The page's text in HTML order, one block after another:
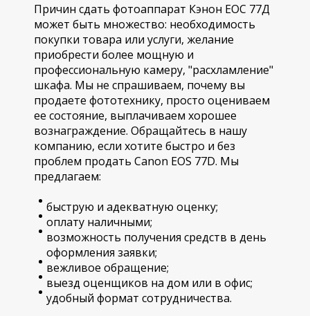
Причин сдать фотоаппарат Кэнон ЕОС 77Д
может быть множество: необходимость
покупки товара или услуги, желание
приобрести более мощную и
профессиональную камеру, "расхламление"
шкафа. Мы не спрашиваем, почему вы
продаете фототехнику, просто оцениваем
ее состояние, выплачиваем хорошее
вознаграждение. Обращайтесь в нашу
компанию, если хотите быстро и без
проблем продать Canon EOS 77D. Мы
предлагаем:
быструю и адекватную оценку;
оплату наличными;
возможность получения средств в день
оформления заявки;
вежливое обращение;
выезд оценщиков на дом или в офис;
удобный формат сотрудничества.